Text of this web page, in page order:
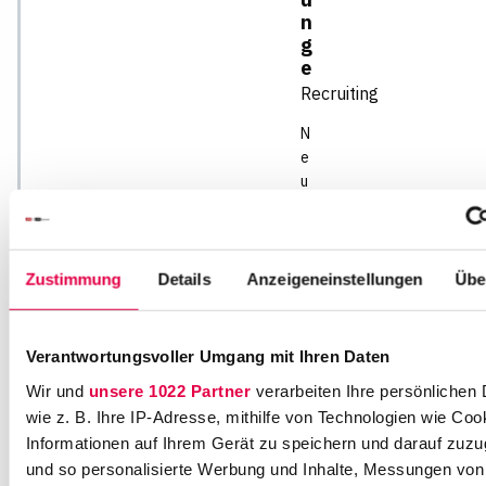
Zustimmung Details Anzeigeneinstellungen
Verantwortungsvoller Umgang mit Ihren Daten
Wir und unsere 1022 Partnerverarbeiten Ihre persönlichen
wie z. B. Ihre IP-Adresse, mithilfe von Technologien wie
Informationen auf Ihrem Gerät zu speichern und darauf
und so personalisierte Werbung und Inhalte, Messungen
n
g
e
Recruiting
N
e
u
W
al
6
0
3
5
4